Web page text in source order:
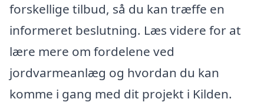
forskellige tilbud, så du kan træffe en
informeret beslutning. Læs videre for at
lære mere om fordelene ved
jordvarmeanlæg og hvordan du kan
komme i gang med dit projekt i Kilden.